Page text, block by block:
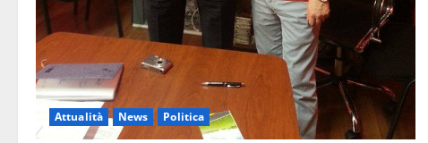
Attualità News Politica